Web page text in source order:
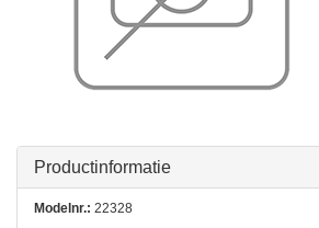
Productinformatie
Modelnr.: 22328